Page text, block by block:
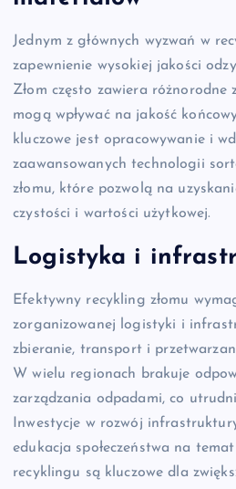
Jednym z głównych wyzwań w
zapewnienie wysokiej jakości
Złom często zawiera różnorodne
mogą wpływać na jakość
kluczowe jest opracowywanie i
zaawansowanych technologii
złomu, które pozwolą na
czystości i wartości użytkowej.
Logistyka i
Efektywny recykling złomu
zorganizowanej logistyki i
zbieranie, transport i
W wielu regionach brakuje
zarządzania odpadami, co
Inwestycje w rozwój
edukacja społeczeństwa na
recyklingu są kluczowe dla